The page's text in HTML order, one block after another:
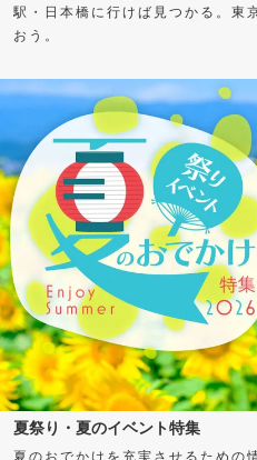
駅・日本橋に行けば見つかる。東
おう。
夏祭り・夏のイベント特集
夏のおでかけを充実させるための